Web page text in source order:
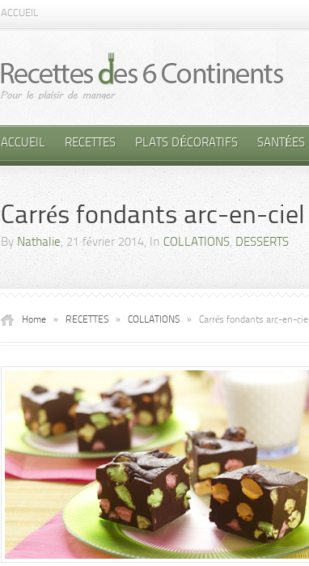
ACCUEIL
ACCUEIL RECETTES PLATS DÉCORATIFS SANTÉES
Carrés fondants arc-en-ciel
By Nathalie, 21 février 2014, In COLLATIONS, DESSERTS
Home » RECETTES » COLLATIONS » Carrés fondants arc-en-ciel